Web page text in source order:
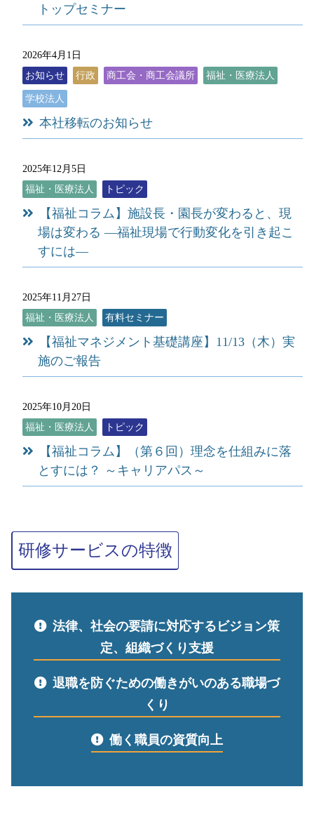
トップセミナー
2026年4月1日
お知らせ
行政 商工会・商工会議所 福祉・医療法人
学校法人
本社移転のお知らせ
2025年12月5日
福祉・医療法人
トピック
【福祉コラム】施設長・園長が変わると、現
場は変わる ―福祉現場で行動変化を引き起こ
すには―
2025年11月27日
福祉・医療法人
有料セミナー
【福祉マネジメント基礎講座】11/13（木）実
施のご報告
2025年10月20日
福祉・医療法人
トピック
【福祉コラム】（第６回）理念を仕組みに落
とすには？ ～キャリアパス～
研修サービスの特徴
法律、社会の要請に対応するビジョン策
定、組織づくり支援
退職を防ぐための働きがいのある職場づ
くり
働く職員の資質向上